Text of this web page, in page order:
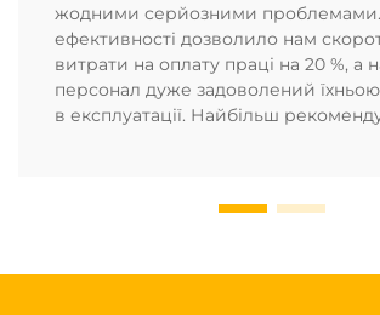
жодними серйозними проблемами.
ефективності дозволило нам
витрати на оплату праці на 20 %, а
персонал дуже задоволений
в експлуатації. Найбільш